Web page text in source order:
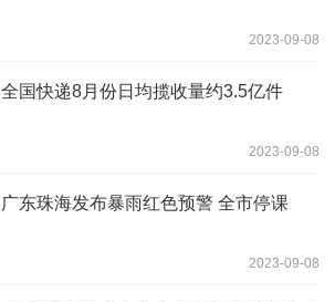
2023-09-08
全国快递8月份日均揽收量约3.5亿件
2023-09-08
广东珠海发布暴雨红色预警 全市停课
2023-09-08